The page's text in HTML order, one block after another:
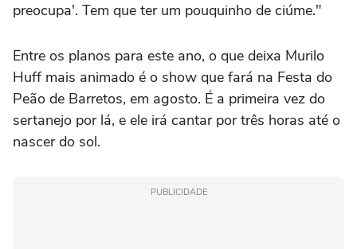
preocupa'. Tem que ter um pouquinho de ciúme."
Entre os planos para este ano, o que deixa Murilo
Huff mais animado é o show que fará na Festa do
Peão de Barretos, em agosto. É a primeira vez do
sertanejo por lá, e ele irá cantar por três horas até o
nascer do sol.
PUBLICIDADE